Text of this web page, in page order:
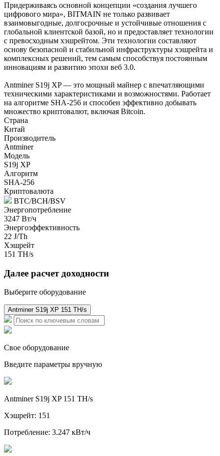
Придерживаясь основной концепции «создания лучшего
цифрового мира», BITMAIN не только развивает
взаимовыгодные, долгосрочные и устойчивые отношения с
глобальной клиентской базой, но и предоставляет технологии
с превосходным хэшрейтом. Эти технологии составляют
основу безопасной и стабильной инфраструктуры хэшрейта и
комплексных решений, тем самым способствуя постоянным
инновациям и развитию эпохи веб 3.0.
Antminer S19j XP — это мощный майнер с впечатляющими
техническими характеристиками и возможностями. Работает
на алгоритме SHA-256 и способен эффективно добывать
множество криптовалют, включая Bitcoin.
Страна
Китай
Производитель
Antminer
Модель
S19j XP
Алгоритм
SHA-256
Криптовалюта
BTC/BCH/BSV
Энергопотребление
3247 Вт/ч
Энергоэффективность
22 J/Th
Хэшрейт
151 TH/s
Далее расчет доходности
Выберите оборудование
Antminer S19j XP 151 TH/s
Свое оборудование
Введите параметры вручную
Antminer S19j XP 151 TH/s
Хэшрейт: 151
Потребление: 3.247 кВт/ч